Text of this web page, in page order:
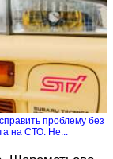
проблему без
на СТО. Не...